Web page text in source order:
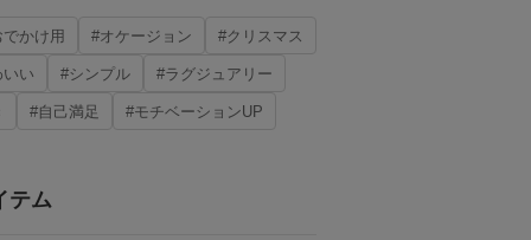
でかけ用 #オケージョン #クリスマス
い #シンプル #ラグジュアリー
#自己満足 #モチベーションUP
テム